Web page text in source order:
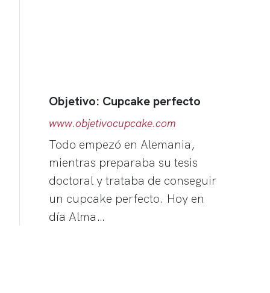
Objetivo: Cupcake perfecto
www.objetivocupcake.com
Todo empezó en Alemania,
mientras preparaba su tesis
doctoral y trataba de conseguir
un cupcake perfecto. Hoy en
día Alma…